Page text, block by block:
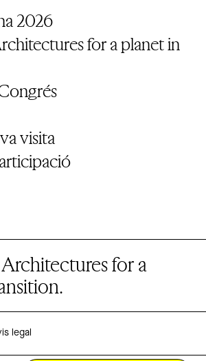
2026
for a planet in
visita
for a
legal